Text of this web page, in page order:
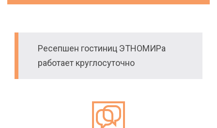
Ресепшен гостиниц ЭТНОМИРа
работает круглосуточно